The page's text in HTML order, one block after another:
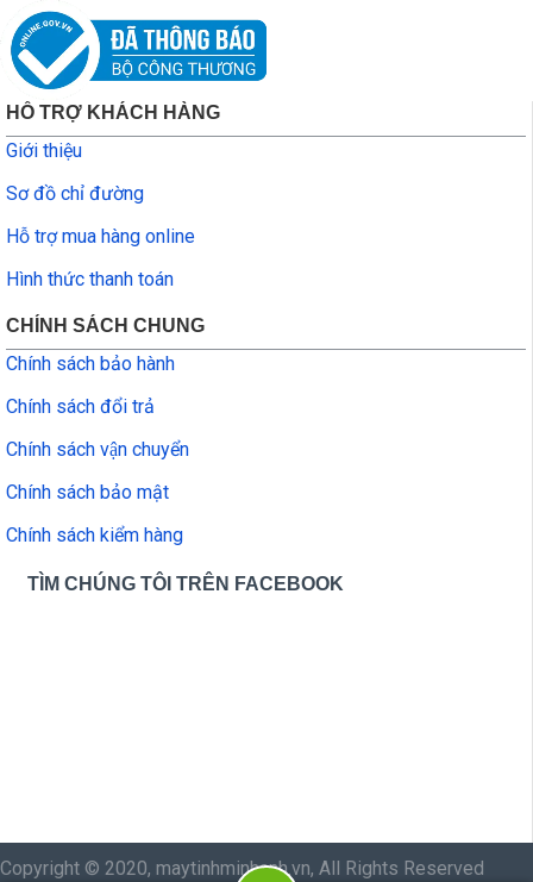
HỖ TRỢ KHÁCH HÀNG
Giới thiệu
Sơ đồ chỉ đường
Hỗ trợ mua hàng online
Hình thức thanh toán
CHÍNH SÁCH CHUNG
Chính sách bảo hành
Chính sách đổi trả
Chính sách vận chuyển
Chính sách bảo mật
Chính sách kiểm hàng
TÌM CHÚNG TÔI TRÊN FACEBOOK
Copyright © 2020, maytinhminhanh.vn, All Rights Reserved